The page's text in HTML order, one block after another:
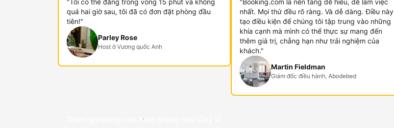
"Tôi có thể đăng trong vòng 15 phút và không
quá hai giờ sau, tôi đã có đơn đặt phòng đầu
tiên!"
Parley Rose
Host ở Vương quốc Anh
"Booking.com là nền tảng dễ hiểu, dễ làm việc
nhất. Mọi thứ đều rõ ràng. Và dễ dàng. Điều này
tạo điều kiện để chúng tôi tập trung vào những
khía cạnh mà mình có thể thực sự mang đến
thêm giá trị, chẳng hạn như trải nghiệm của
khách."
Martin Fieldman
Giám đốc điều hành, Abodebed
Tham gia cùng các host giống như Quý vị